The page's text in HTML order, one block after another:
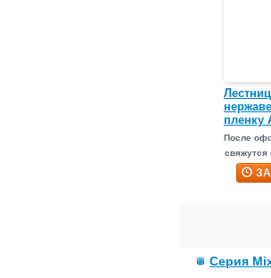
пленку
После
свяжутся
Серия